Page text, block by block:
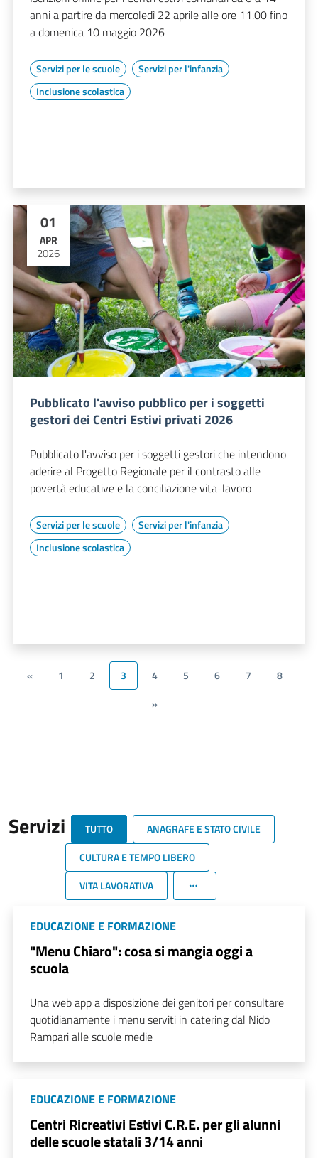
anni a partire da mercoledì 22 aprile alle ore 11.00 fino
a domenica 10 maggio 2026
Servizi per le scuole
Servizi per l'infanzia
Inclusione scolastica
01
APR
2026
Pubblicato l'avviso pubblico per i soggetti
gestori dei Centri Estivi privati 2026
Pubblicato l'avviso per i soggetti gestori che intendono
aderire al Progetto Regionale per il contrasto alle
povertà educative e la conciliazione vita-lavoro
Servizi per le scuole
Servizi per l'infanzia
Inclusione scolastica
« 1 2 3 4 5 6 7
8
»
Servizi TUTTO
ANAGRAFE E STATO CIVILE
CULTURA E TEMPO LIBERO
VITA LAVORATIVA
EDUCAZIONE E FORMAZIONE
"Menu Chiaro": cosa si mangia oggi a
scuola
Una web app a disposizione dei genitori per consultare
quotidianamente i menu serviti in catering dal Nido
Rampari alle scuole medie
EDUCAZIONE E FORMAZIONE
Centri Ricreativi Estivi C.R.E. per gli alunni
delle scuole statali 3/14 anni